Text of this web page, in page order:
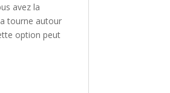
avez la
tourne autour
option peut